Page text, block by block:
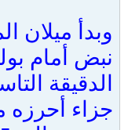
وبدأ ميلان
نبض أمام
الدقيقة
جزاء أحرزه